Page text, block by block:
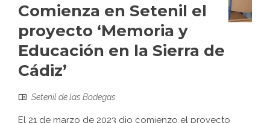
Comienza en Setenil el
proyecto ‘Memoria y
Educación en la Sierra de
Cádiz’
Setenil de las Bodegas
El 21 de marzo de 2023 dio comienzo el proyecto